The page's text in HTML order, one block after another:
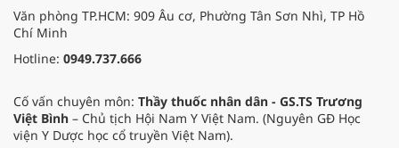
Văn phòng TP.HCM: 909 Âu cơ, Phường Tân Sơn Nhì, TP Hồ
Chí Minh
Hotline: 0949.737.666
Cố vấn chuyên môn: Thầy thuốc nhân dân - GS.TS Trương
Việt Bình – Chủ tịch Hội Nam Y Việt Nam. (Nguyên GĐ Học
viện Y Dược học cổ truyền Việt Nam).